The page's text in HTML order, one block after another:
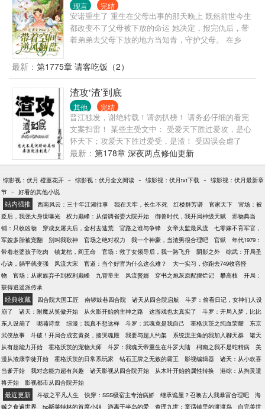
现言 完结
安诺重生了 重生在父母出事的那天晚上 既然前世今生
都改变不了父母被下放的命运 她决定，报完仇后，带
着弟弟去父母下放的地方当知青，守护父母。 在乡
风生水起。
最新： 第1775章 请客吃饭（2）
渣攻‘渣’到底
其他 完结
晋江独发，谢绝转载！请勿扒榜！ 请务必仔细的看完
文案扫雷！ 某些主受文中： 受爱天下胜过爱攻，是心
怀天下；攻爱天下胜过爱受，是渣！ 受因误会虐了
攻，是攻倒霉；攻因误会虐了受，是渣！ 受算计利用
了攻，是有智慧；攻算计利用了受，是渣！ 受冷血无
情伤人身心，是情有可原；攻冷血无情伤人身心，是
果断被弃，因为是渣！ 受因为亲朋好友伤害攻，是忠
孝仁义；攻为亲朋好友伤了受，是渣！ 受对攻的一片
痴情不为所动，无可厚非，，谁规定攻爱受，受就一
定要爱攻了？攻无视受痴心一片，是渣！ 如果作者要
换攻，那渣攻铁定被忠犬攻虐得死去活来； 如果作者
不换攻，那渣攻必定痛心疾首满心忏悔跪求受的原
谅，被受狠虐一顿…… 沈缙因破坏人设和剧情，被晋
江文学城负责掌控主受纯爱空间的剧本弄到各种主受
文里做一只渣攻_:3」∠_ 渣攻也是有人权的啊！忠犬
不是他的属性！要渣就渣到底吧！ 这就是一个主角穿
越成渣攻决定一渣到底玩坏剧情的故事！ 总共十四个
世界，两个世界合并为一篇：【古代君臣篇】【江湖
正邪篇】【修真复仇篇】【现代虐恋篇】【未来强夺
篇】【校园风情篇】【娱乐天王篇】 扫雷： 一：↑关
于攻受的那段句子不是我写的，不过已经忘记是在哪
里看的了，这段话只能代表个例不能代表全部的主受
文，请勿地图炮！ 二、主角是个万人迷攻，苏苏苏！
三、主角绝对不会动真情爱上任何人，他冷心冷清，
最新： 第178章 深夜两点修仙更新
综影视：伏月 橙堇花开 - 综影视：伏月全文阅读 - 综影视：伏月txt下载 - 综影视：伏月最新章
节 - 好看的其他小说
站内强推 西南风云：三十年江湖往事 我在天牢，长生不死 红楼群芳谱 官家天下
官场：被
贬后，我强大身世曝光
权力巅峰：从借调省委大院开始 御兽时代，我开局神级天赋
邪物典当
铺：只收凶物
穿成女屠夫后，全村去逃荒 官路之谁与争锋 女帝太监最风流
七零嫁不育军官，
军嫂多胎被宠翻
别叫我歌神 官场之绝对权力 我一个神豪，当渣男很合理吧 官狱
年代1979：
带着老婆孩子吃肉
镇龙棺，阎王命 官场：救了女领导后，我一路飞升 阴影之外
综武：开局圣
心诀，躺平就变强
风流大宋 官道：当个好官为什么这么难？
大一实习，你跑去749收容怪
物
官场：从家族弃子到权利巅峰 九霄帝主 风流赘婿 穿书之炮灰原配摆烂记 攀高枝
开局：
获得逍遥派传承
经典收藏 四合院大国工匠 南锣鼓巷四合院 诸天从四合院启航
斗罗：偷看日记，女神们人设
崩了
诸天：附魔从笑傲开始 从火影开始的主神之路 这游戏也太真实了
斗罗：开局入梦，比比
东人设崩了
呢喃诗章 综漫：我真不想这样 斗罗：武魂竟是我自己 霍格沃茨之纯血荣耀
东京
武侠故事
斗破！开局合成玄黄炎，揍哭魂殿 我要与超人约架 系统流主角的我加入聊天群
诸天
从有超能力开始
霍格沃茨的宠物大师 斗罗：我魂天帝重生在斗罗大陆 柯南之我不是蛇精病
美
漫从渣康学徒开始
霍格沃茨的日常系玩家 钻石王牌之无败的霸王 影视编辑器
诸天：从小欢喜
当爹开始
我对念能力超有兴趣 诸天影视从四合院开始 从木叶开始的属性转换
港综：从拘灵遣
将开始
影视都市从四合院开始
最近更新 斗破之平凡人生 快穿：SSS级宿主专治病娇 继承诡屋？召唤古人我暴富合理吧
海
贼之食遍世界
hp斯莱特林的首席小姐 游离于半岛的爱 查理九世：童话镇里的渡渡鸟 自完美世